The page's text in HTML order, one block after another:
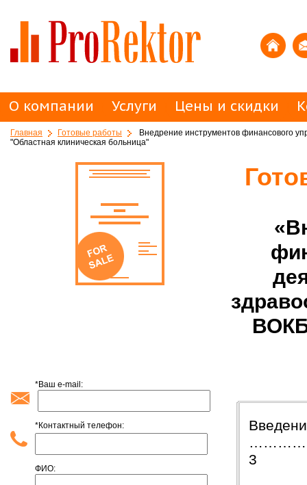
О компании Услуги Цены и скидки
Главная Готовые работы
Внедрение инструментов финансового
"Областная клиническая больница"
*Ваш e-mail:
*Контактный телефон:
ФИО:
3